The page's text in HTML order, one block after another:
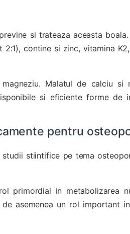
si trateaza aceasta boala.
contine si zinc, vitamina
Malatul de calciu si
si eficiente forme de
pentru
stiintifice pe tema
primordial in metabolizarea
asemenea un rol important